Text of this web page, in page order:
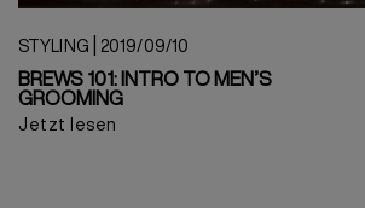
STYLING 2019/09/10
BREWS 101: INTRO TO MEN’S
GROOMING
Jetzt lesen